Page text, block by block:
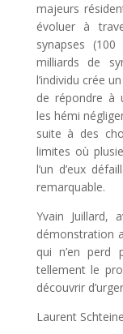
majeurs
évoluer à
synapses
milliards de
l’individu crée
de répondre à
les hémi
suite à des
limites où
l’un d’eux
remarquable.
Yvain Juillard,
démonstration
qui n’en perd
tellement le
découvrir
Laurent